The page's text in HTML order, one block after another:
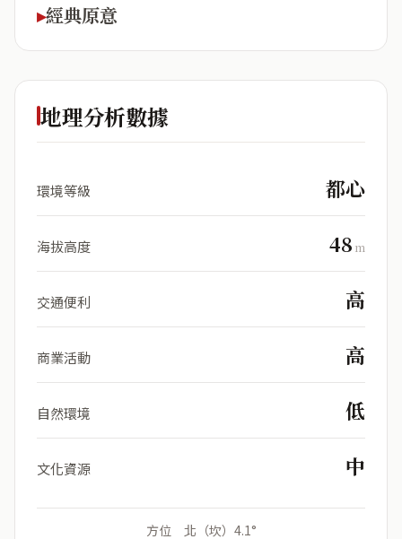
經典原意
地理分析數據
環境等級 都心
海拔高度 48 m
交通便利 高
商業活動 高
自然環境 低
文化資源 中
方位 北（坎）4.1°